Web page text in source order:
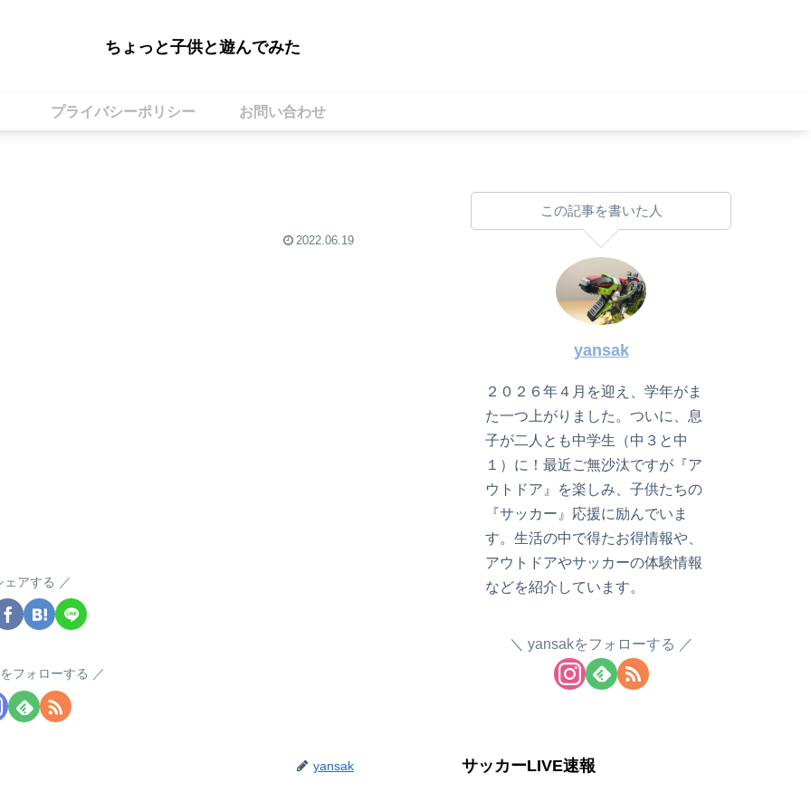
ちょっと子供と遊んでみた
プライバシーポリシー お問い合わせ
2022.06.19
ェアする
フォローする
yansak
この記事を書いた人
yansak
２０２６年４月を迎え、学年がま
た一つ上がりました。ついに、息
子が二人とも中学生（中３と中
１）に！最近ご無沙汰ですが『ア
ウトドア』を楽しみ、子供たちの
『サッカー』応援に励んでいま
す。生活の中で得たお得情報や、
アウトドアやサッカーの体験情報
などを紹介しています。
yansakをフォローする
サッカーLIVE速報